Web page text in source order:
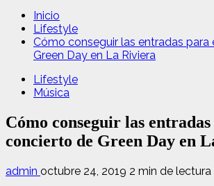
Inicio
Lifestyle
Cómo conseguir las entradas para
Green Day en La Riviera
Lifestyle
Música
Cómo conseguir las
concierto de Green Day en
admin octubre 24, 2019 2 min de lectura